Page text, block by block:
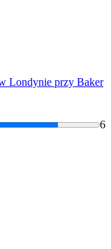
Londynie przy Baker
6